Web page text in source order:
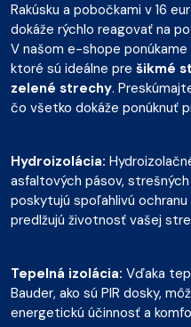
Rakúsku a pobočkami v 16
dokáže rýchlo reagovať na
V našom e-shope
ktoré sú ideálne pre šikmé
zelené strechy.
čo všetko dokáže ponúknuť
Hydroizolácia:
asfaltových pásov,
poskytujú spoľahlivú
predlžujú životnosť vašej
Tepelná izolácia: Vďaka
Bauder, ako sú PIR dosky,
energetickú účinnosť a